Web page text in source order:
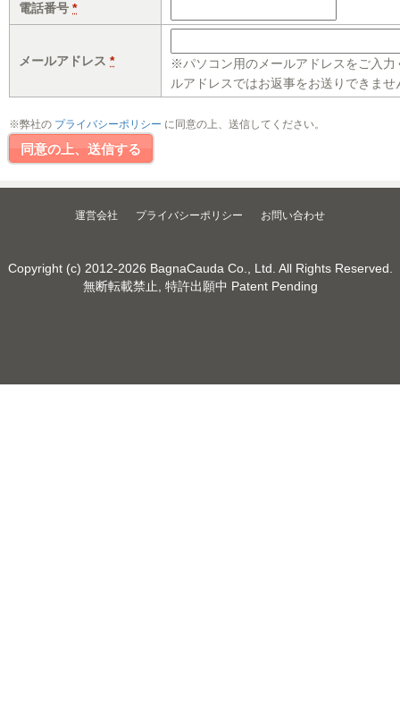
電話番号 *
メールアドレス *
※パソコン用のメールアドレスをご入力
ルアドレスではお返事をお送りできませ
※弊社の プライバシーポリシー に同意の上、送信してください。
運営会社 プライバシーポリシー お問い合わせ
Copyright (c) 2012-2026 BagnaCauda Co., Ltd. All Rights Reserved.
無断転載禁止, 特許出願中 Patent Pending